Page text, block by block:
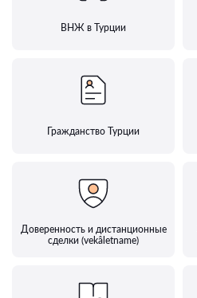
ВНЖ в Турции
Гражданство Турции
Доверенность и дистанционные
сделки (vekâletname)